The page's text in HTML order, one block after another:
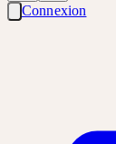
Connexion